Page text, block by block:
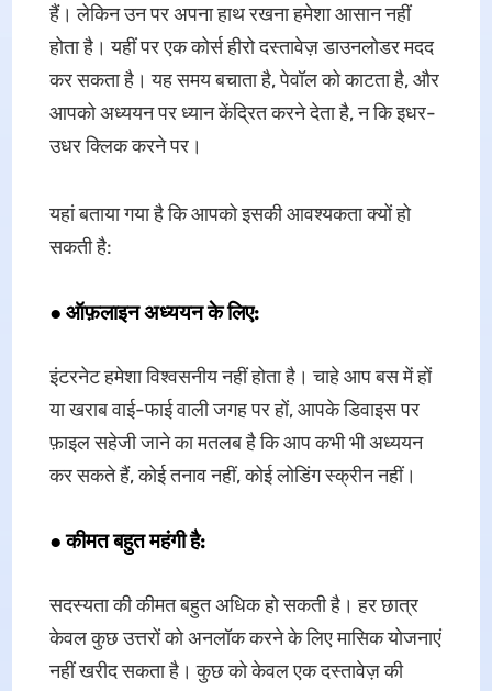
हैं। लेकिन उन पर अपना हाथ रखना हमेशा आसान नहीं
होता है। यहीं पर एक कोर्स हीरो दस्तावेज़ डाउनलोडर मदद
कर सकता है। यह समय बचाता है, पेवॉल को काटता है, और
आपको अध्ययन पर ध्यान केंद्रित करने देता है, न कि इधर-
उधर क्लिक करने पर।
यहां बताया गया है कि आपको इसकी आवश्यकता क्यों हो
सकती है:
● ऑफ़लाइन अध्ययन के लिए:
इंटरनेट हमेशा विश्वसनीय नहीं होता है। चाहे आप बस में हों
या खराब वाई-फाई वाली जगह पर हों, आपके डिवाइस पर
फ़ाइल सहेजी जाने का मतलब है कि आप कभी भी अध्ययन
कर सकते हैं, कोई तनाव नहीं, कोई लोडिंग स्क्रीन नहीं।
●कीमत बहुत महंगी है:
सदस्यता की कीमत बहुत अधिक हो सकती है। हर छात्र
केवल कुछ उत्तरों को अनलॉक करने के लिए मासिक योजनाएं
नहीं खरीद सकता है। कुछ को केवल एक दस्तावेज़ की